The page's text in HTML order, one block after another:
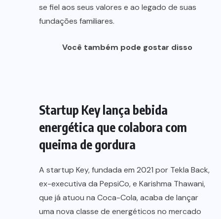
se fiel aos seus valores e ao legado de suas
fundações familiares.
Você também pode gostar disso
Startup Key lança bebida
energética que colabora com
queima de gordura
A startup Key, fundada em 2021 por Tekla Back,
ex-executiva da PepsiCo, e Karishma Thawani,
que já atuou na Coca-Cola, acaba de lançar
uma nova classe de energéticos no mercado